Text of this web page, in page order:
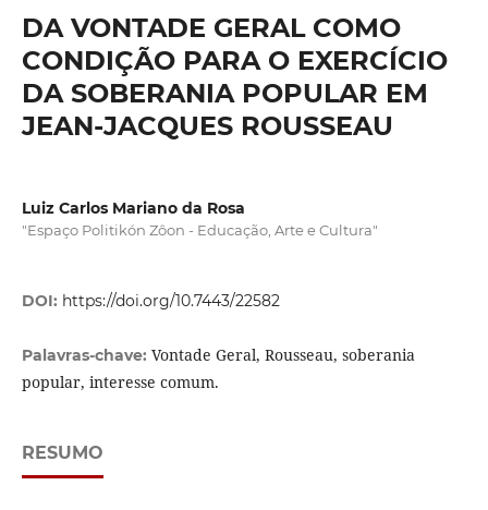
DA VONTADE GERAL COMO
CONDIÇÃO PARA O EXERCÍCIO
DA SOBERANIA POPULAR EM
JEAN-JACQUES ROUSSEAU
Luiz Carlos Mariano da Rosa
"Espaço Politikón Zôon - Educação, Arte e Cultura"
DOI: https://doi.org/10.7443/22582
Palavras-chave: Vontade Geral, Rousseau, soberania
popular, interesse comum.
RESUMO